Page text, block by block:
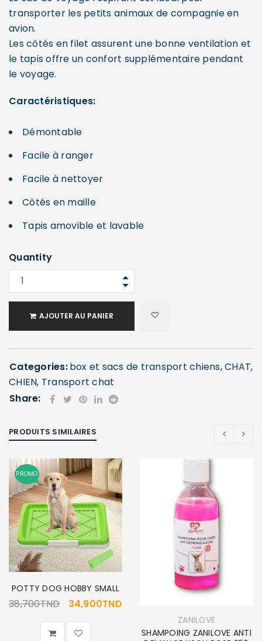
transporter les petits animaux de compagnie en
avion.
Les côtés en filet assurent une bonne ventilation et
le tapis offre un confort supplémentaire pendant
le voyage.
Caractéristiques:
Démontable
Facile à ranger
Facile à nettoyer
Côtés en maille
Tapis amovible et lavable
Quantity
AJOUTER AU PANIER
Categories:box et sacs de transport chiens,CHAT,
CHIEN, Transport chat
Share:
PRODUITS SIMILAIRES
PROMO
POTTY DOG HOBBY SMALL
38,700TND 34,900TND
ZANILOVE
SHAMPOING ZANILOVE ANTI